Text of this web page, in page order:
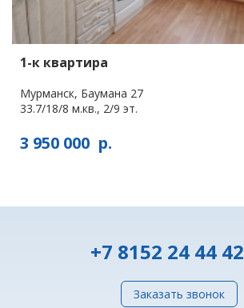
1-к квартира
Мурманск, Баумана 27
33.7/18/8 м.кв., 2/9 эт.
3 950 000 р.
+7 8152 24 44 42
Заказать звонок